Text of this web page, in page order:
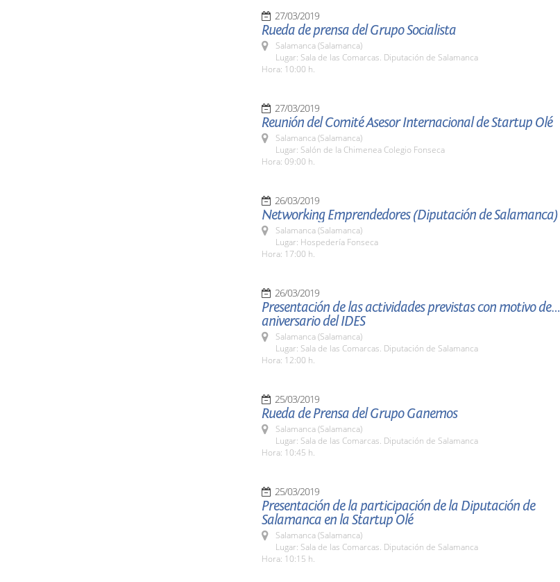
27/03/2019
Rueda de prensa del Grupo Socialista
Salamanca (Salamanca)
Lugar: Sala de las Comarcas. Diputación de Salamanca
Hora: 10:00 h.
27/03/2019
Reunión del Comité Asesor Internacional de Startup Olé
Salamanca (Salamanca)
Lugar: Salón de la Chimenea Colegio Fonseca
Hora: 09:00 h.
26/03/2019
Networking Emprendedores (Diputación de Salamanca)
Salamanca (Salamanca)
Lugar: Hospedería Fonseca
Hora: 17:00 h.
26/03/2019
Presentación de las actividades previstas con motivo del X
aniversario del IDES
Salamanca (Salamanca)
Lugar: Sala de las Comarcas. Diputación de Salamanca
Hora: 12:00 h.
25/03/2019
Rueda de Prensa del Grupo Ganemos
Salamanca (Salamanca)
Lugar: Sala de las Comarcas. Diputación de Salamanca
Hora: 10:45 h.
25/03/2019
Presentación de la participación de la Diputación de
Salamanca en la Startup Olé
Salamanca (Salamanca)
Lugar: Sala de las Comarcas. Diputación de Salamanca
Hora: 10:15 h.